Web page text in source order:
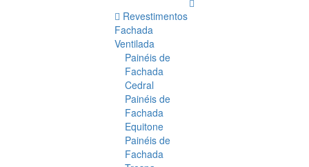
Revestimentos
Fachada
Ventilada
Painéis de
Fachada
Cedral
Painéis de
Fachada
Equitone
Painéis de
Fachada